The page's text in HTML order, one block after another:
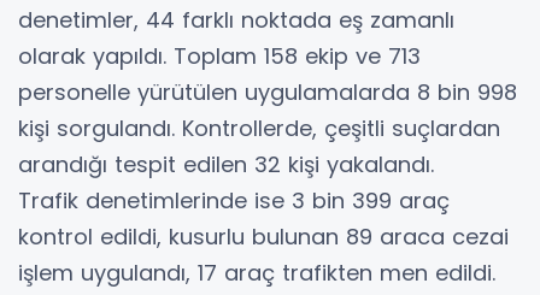
denetimler, 44 farklı noktada eş zamanlı
olarak yapıldı. Toplam 158 ekip ve 713
personelle yürütülen uygulamalarda 8 bin 998
kişi sorgulandı. Kontrollerde, çeşitli suçlardan
arandığı tespit edilen 32 kişi yakalandı.
Trafik denetimlerinde ise 3 bin 399 araç
kontrol edildi, kusurlu bulunan 89 araca cezai
işlem uygulandı, 17 araç trafikten men edildi.